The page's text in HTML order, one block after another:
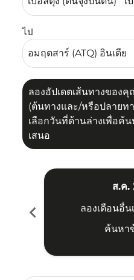
ไป
ลองอัปเดตเส้นทางของ
(ต้นทางและ/หรือปลายท
เลือกวันที่ด้านล่างเพื่อค้
เสนอ
chevron_left
ส.ค.
ลองเดือนอื่
ค้นหา